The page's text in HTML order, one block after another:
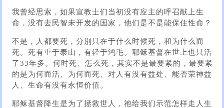
我曾经思索，如果宣教士们当初没有应主的呼召献上生
命，没有去民智未开发的国家，他们是不是能保住性命？
不是，人都要死，分別只在于什么时候死，和为什么而
死。死有重于泰山，有轻于鸿毛。耶稣基督在世上也只活
了33年多。何时死、怎么死，其实不是最要紧的，最要紧
的是为何而活、为何而死、对人有没有益处、能否荣神益
人、生命有没有永恒价值。
耶稣基督降生是为了拯救世人，祂给我们示范怎样走人生